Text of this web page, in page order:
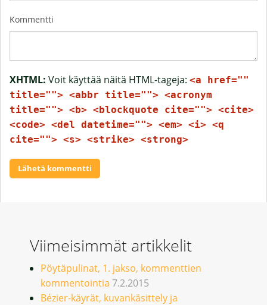
Kommentti
XHTML: Voit käyttää näitä HTML-tageja: <a href=""
title=""> <abbr title=""> <acronym
title=""> <b> <blockquote cite=""> <cite>
<code> <del datetime=""> <em> <i> <q
cite=""> <s> <strike> <strong>
Viimeisimmät artikkelit
Pöytäpulinat, 1. jakso, kommenttien
kommentointia 7.2.2015
Bézier-käyrät, kuvankäsittely ja